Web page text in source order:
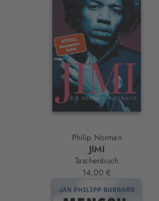
Philip Norman
JIMI
Taschenbuch
14,00 €